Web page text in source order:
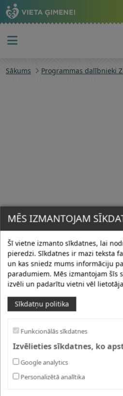
Sākums Programmas dalībnieki
MĒS IZMANTOJAM
Šī vietne izmanto sīkdatnes, lai
pieredzi. Sīkdatnes ir mazi teksta
un kas sniedz mums informāciju
paradumiem. Mēs izmantojam šīs
izvēli un padarītu vietni vēl
Sīkdatņu politika
Funkcionālās sīkdatnes
Izvēlieties sīkdatnes, ko
Google analytics
Personalizētā analītika